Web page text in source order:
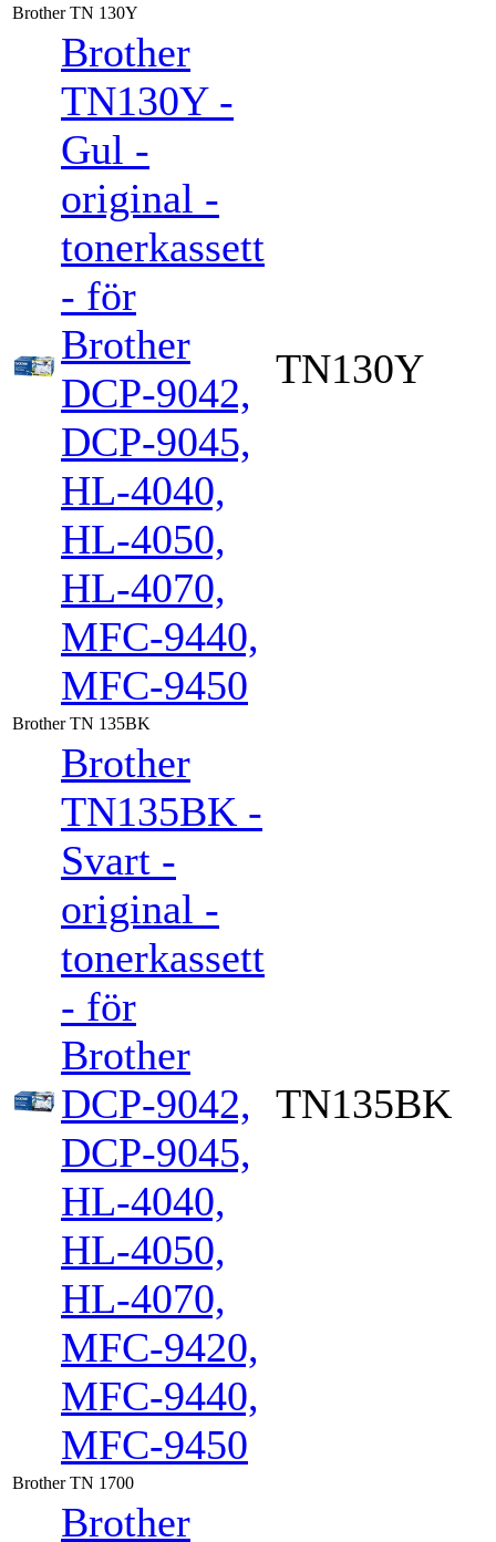
Brother TN 130Y
Brother
TN130Y -
Gul -
original -
tonerkassett
- för
Brother
DCP-9042,
DCP-9045,
HL-4040,
HL-4050,
HL-4070,
MFC-9440,
MFC-9450
TN130Y
Brother TN 135BK
Brother
TN135BK -
Svart -
original -
tonerkassett
- för
Brother
DCP-9042,
DCP-9045,
HL-4040,
HL-4050,
HL-4070,
MFC-9420,
MFC-9440,
MFC-9450
TN135BK
Brother TN 1700
Brother